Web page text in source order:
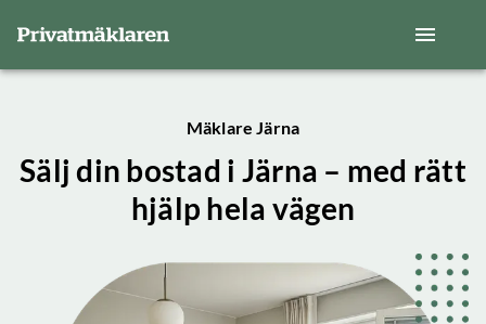
Mäklare Järna
Sälj din bostad i Järna – med rätt
hjälp hela vägen